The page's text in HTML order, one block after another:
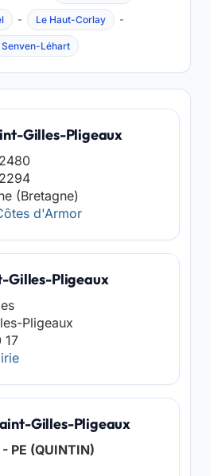
- Le Haut-Corlay -
Senven-Léhart
Gilles-Pligeaux
(Bretagne)
d'Armor
Gilles-Pligeaux
Pligeaux
17
Gilles-Pligeaux
PE (QUINTIN)